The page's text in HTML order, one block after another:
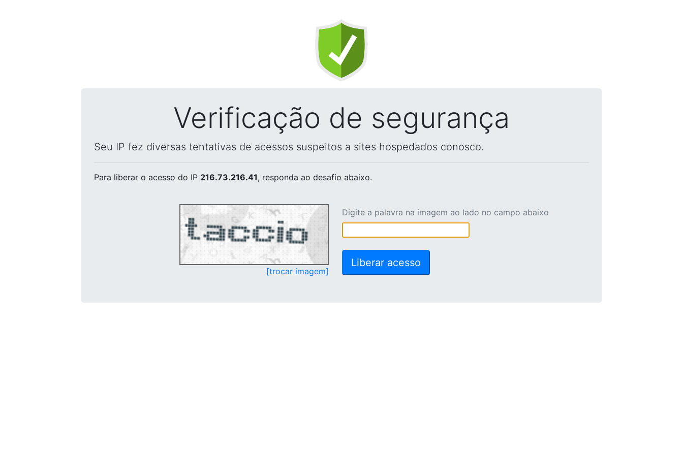
Verificação de segurança
Seu IP fez diversas tentativas de acessos suspeitos a sites hospedados conosco.
Para liberar o acesso do IP 216.73.216.41, responda ao desafio abaixo.
[trocar imagem]
Digite a palavra na imagem ao lado no campo abaixo